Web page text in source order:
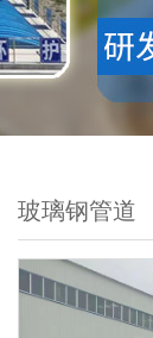
玻璃钢管道